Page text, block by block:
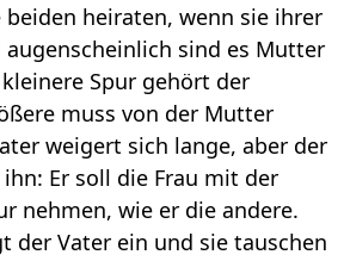
heiraten, wenn sie ihrer
sind es Mutter
Spur gehört der
muss von der Mutter
weigert sich lange, aber der
Er soll die Frau mit der
nehmen, wie er die andere.
der Vater ein und sie tauschen